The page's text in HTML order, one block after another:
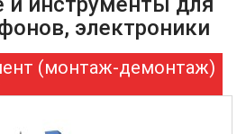
электроники
(монтаж-демонтаж)